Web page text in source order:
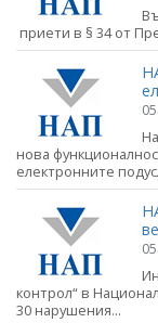
приети в § 34 от
нова
електронните
контрол“ в
30 нарушения...